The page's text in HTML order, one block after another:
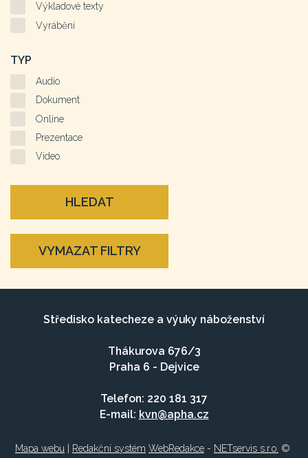
Výkladové texty
Vyrábění
TYP
Audio
Dokument
Online
Prezentace
Video
HLEDAT
VYMAZAT FILTRY
Středisko katecheze a výuky náboženství
Thákurova 676/3
Praha 6 - Dejvice
Telefon: 220 181 317
E-mail: kvn@apha.cz
Mapa webu Redakční systém WebRedakce - NETservis s.r.o. ©